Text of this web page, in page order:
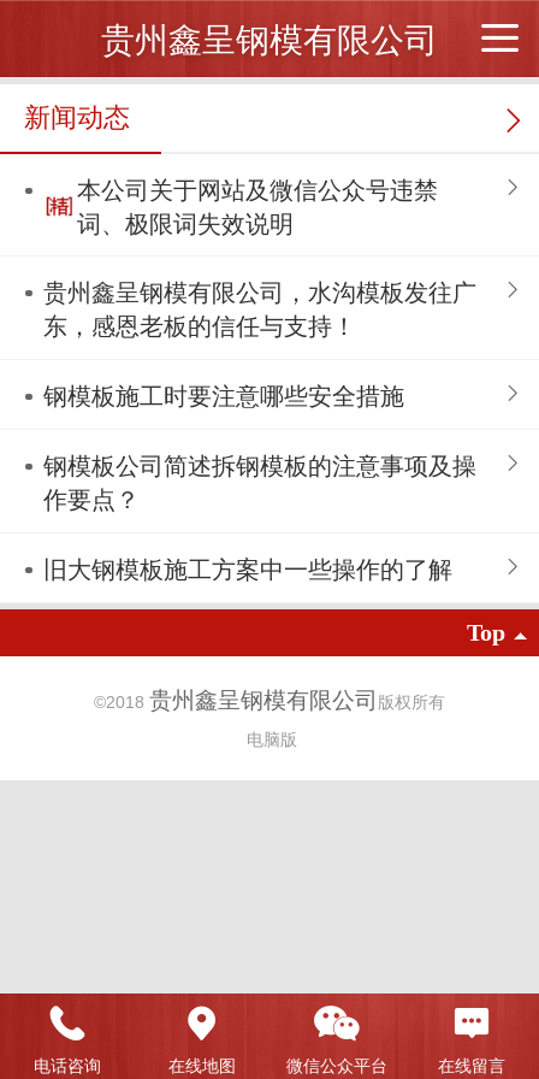
贵州鑫呈钢模有限公司
新闻动态
本公司关于网站及微信公众号违禁
词、极限词失效说明
贵州鑫呈钢模有限公司，水沟模板发往广
东，感恩老板的信任与支持！
钢模板施工时要注意哪些安全措施
钢模板公司简述拆钢模板的注意事项及操
作要点？
旧大钢模板施工方案中一些操作的了解
Top
©2018 贵州鑫呈钢模有限公司 版权所有
电脑版
电话咨询 在线地图 微信公众平台 在线留言